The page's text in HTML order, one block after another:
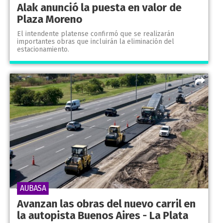
Alak anunció la puesta en valor de
Plaza Moreno
El intendente platense confirmó que se realizarán
importantes obras que incluirán la eliminación del
estacionamiento.
Avanzan las obras del nuevo carril en
la autopista Buenos Aires - La Plata
AUBASA